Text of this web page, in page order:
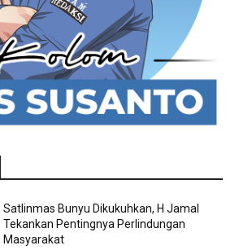
Satlinmas Bunyu Dikukuhkan, H Jamal
Tekankan Pentingnya Perlindungan
Masyarakat